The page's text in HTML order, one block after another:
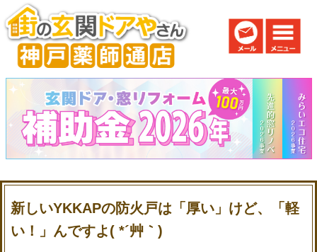
新しいYKKAPの防火戸は「厚い」けど、「軽
い！」んですよ( *´艸｀)